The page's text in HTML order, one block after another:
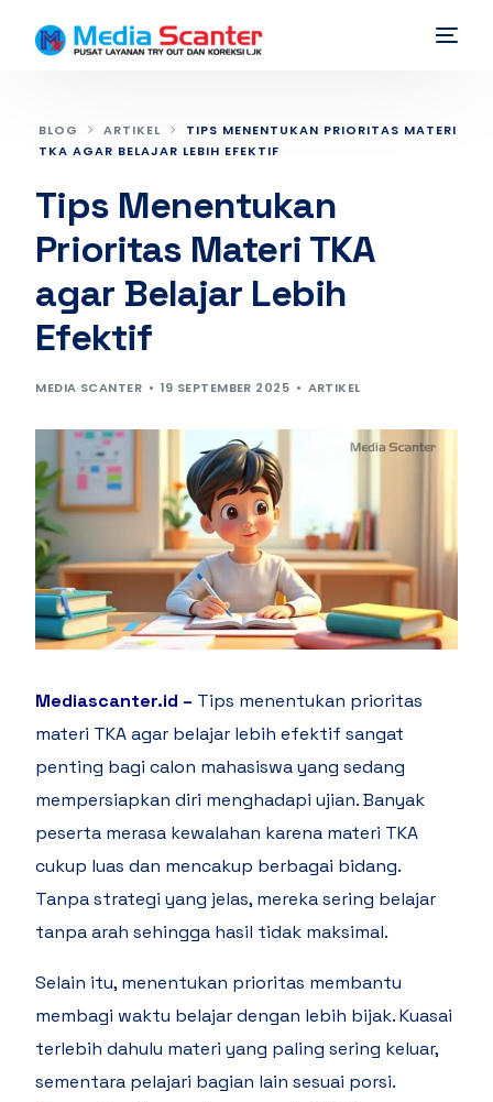
BLOG ARTIKEL
TIPS MENENTUKAN PRIORITAS MATERI
TKA AGAR BELAJAR LEBIH EFEKTIF
Tips Menentukan
Prioritas Materi TKA
agar Belajar Lebih
Efektif
MEDIA SCANTER 19 SEPTEMBER 2025 ARTIKEL
Mediascanter.id – Tips menentukan prioritas
materi TKA agar belajar lebih efektif sangat
penting bagi calon mahasiswa yang sedang
mempersiapkan diri menghadapi ujian. Banyak
peserta merasa kewalahan karena materi TKA
cukup luas dan mencakup berbagai bidang.
Tanpa strategi yang jelas, mereka sering belajar
tanpa arah sehingga hasil tidak maksimal.
Selain itu, menentukan prioritas membantu
membagi waktu belajar dengan lebih bijak. Kuasai
terlebih dahulu materi yang paling sering keluar,
sementara pelajari bagian lain sesuai porsi.